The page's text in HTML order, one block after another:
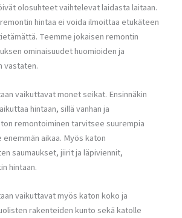
olosuhteet vaihtelevat laidasta laitaan.
hintaa ei voida ilmoittaa etukäteen
Teemme jokaisen remontin
ominaisuudet huomioiden ja
vastaten.
vaikuttavat monet seikat. Ensinnäkin
hintaan, sillä vanhan ja
remontoiminen tarvitsee suurempia
aikaa. Myös katon
saumaukset, jiirit ja läpiviennit,
hintaan.
vaikuttavat myös katon koko ja
rakenteiden kunto sekä katolle